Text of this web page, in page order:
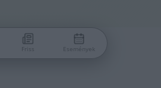
Friss Események